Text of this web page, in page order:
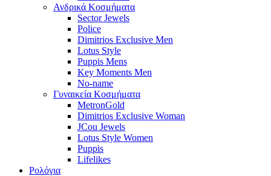
Ανδρικά Κοσμήματα
Sector Jewels
Police
Dimitrios Exclusive Men
Lotus Style
Puppis Mens
Key Moments Men
No-name
Γυναικεία Κοσμήματα
MetronGold
Dimitrios Exclusive Woman
JCou Jewels
Lotus Style Women
Puppis
Lifelikes
Ρολόγια